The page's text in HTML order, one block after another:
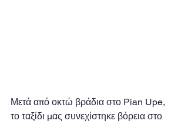
Μετά από οκτώ βράδια στο Pian Upe,
το ταξίδι μας συνεχίστηκε βόρεια στο